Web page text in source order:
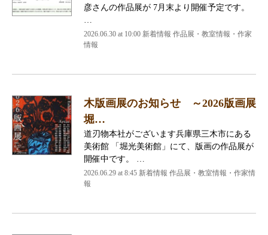
彦さんの作品展が 7月末より開催予定です。
2026.06.30 at 10:00 新着情報 作品展・教室情報・作家
情報
木版画展のお知らせ ～2026版画展
堀…
道刃物本社がございます兵庫県三木市にある
美術館 「堀光美術館」にて、版画の作品展が
開催中です。 …
2026.06.29 at 8:45 新着情報 作品展・教室情報・作家情
報